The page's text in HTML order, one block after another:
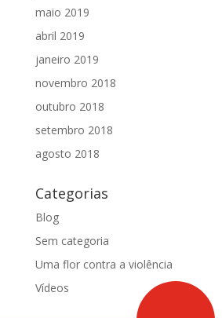
maio 2019
abril 2019
janeiro 2019
novembro 2018
outubro 2018
setembro 2018
agosto 2018
Categorias
Blog
Sem categoria
Uma flor contra a violência
Vídeos